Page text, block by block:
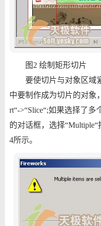
图2 绘制矩形切片
要使切片与对象区域紧
中要制作成为切片的对象
rt“->“Slice“;如果选择了
的对话框，选择
4所示。